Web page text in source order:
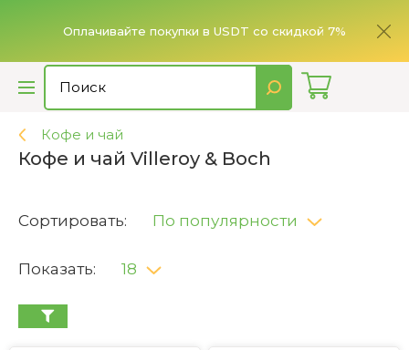
Оплачивайте покупки в USDT со скидкой 7%
Кофе и чай
Кофе и чай Villeroy & Boch
Сортировать: По популярности
Показать: 18